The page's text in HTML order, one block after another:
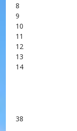
8
9
10
11
12
13
14
38